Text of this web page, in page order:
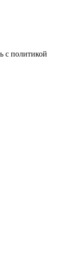
с политикой